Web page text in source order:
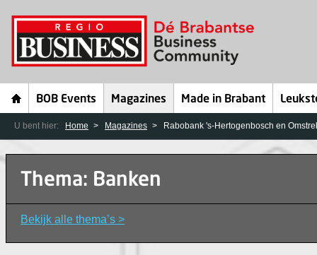
BOB Events Magazines Made in Brabant
U bent hier: Home Magazines Rabobank 's-Hertogenbosch en
Thema: Banken
Bekijk alle thema’s >